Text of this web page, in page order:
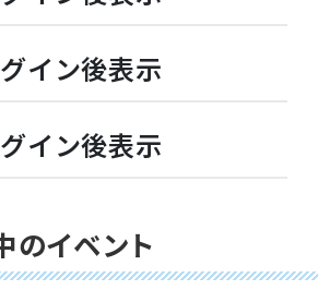
イン後表示
イン後表示
のイベント